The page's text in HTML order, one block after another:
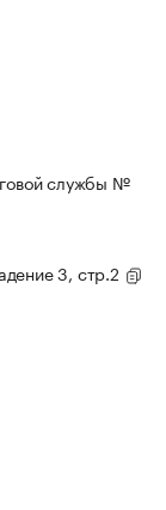
службы №
3, стр.2